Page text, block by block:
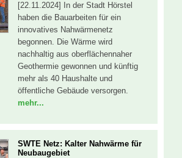
[22.11.2024] In der Stadt Hörstel
haben die Bauarbeiten für ein
innovatives Nahwärmenetz
begonnen. Die Wärme wird
nachhaltig aus oberflächennaher
Geothermie gewonnen und künftig
mehr als 40 Haushalte und
öffentliche Gebäude versorgen.
mehr...
SWTE Netz: Kalter Nahwärme für
Neubaugebiet